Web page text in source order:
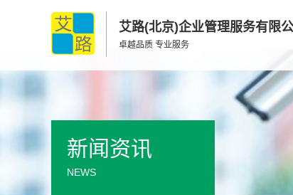
艾路(北京)企业管理服务有限
卓越品质 专业服务
新闻资讯
NEWS